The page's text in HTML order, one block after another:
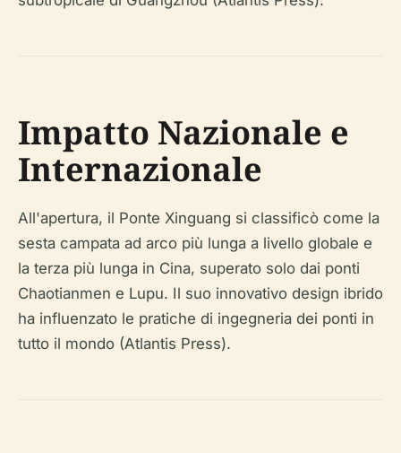
Impatto Nazionale e
Internazionale
All'apertura, il Ponte Xinguang si classificò come la
sesta campata ad arco più lunga a livello globale e
la terza più lunga in Cina, superato solo dai ponti
Chaotianmen e Lupu. Il suo innovativo design ibrido
ha influenzato le pratiche di ingegneria dei ponti in
tutto il mondo (Atlantis Press).